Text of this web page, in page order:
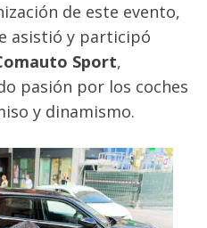
de este evento,
asistió y participó
Sport,
pasión por los coches
y dinamismo.